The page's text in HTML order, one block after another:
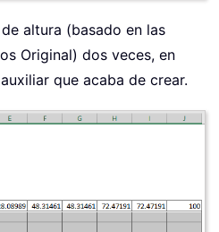
altura (basado en las
Original) dos veces, en
que acaba de crear.